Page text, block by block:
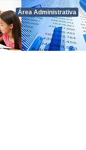
Área Administrativa